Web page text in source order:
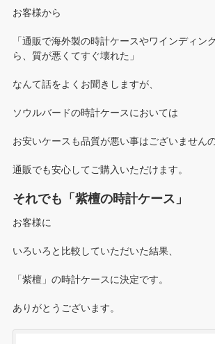
お客様から
「通販で海外製の時計ケースやワインディン
ら、質が悪くてすぐ壊れた」
なんて話をよくお聞きしますが、
ソウルバードの時計ケースにおいては
お安いケースも品質が悪い事はございません
通販でも安心してご購入いただけます。
それでも「紫檀の時計ケース」
お客様に
いろいろと比較していただいた結果、
「紫檀」の時計ケースに決定です。
ありがとうございます。